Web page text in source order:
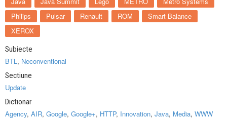
Philips
Pulsar Renault ROM
Smart Balance
XEROX
Subiecte
BTL, Neconventional
Sectiune
Update
Dictionar
Agency, AIR, Google, Google+, HTTP, Innovation, Java, Media, WWW